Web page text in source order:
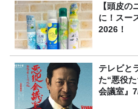
【頭皮
に！スー
2026！
テレビと
た“悪役
会議室』